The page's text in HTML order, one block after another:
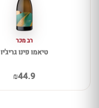
רב מכר
טיאמו פינו גריג'יו
₪44.9